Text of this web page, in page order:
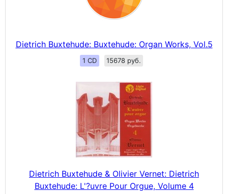
Dietrich Buxtehude: Buxtehude: Organ Works, Vol.5
1 CD 15678 руб.
Dietrich Buxtehude & Olivier Vernet: Dietrich
Buxtehude: L'?uvre Pour Orgue, Volume 4